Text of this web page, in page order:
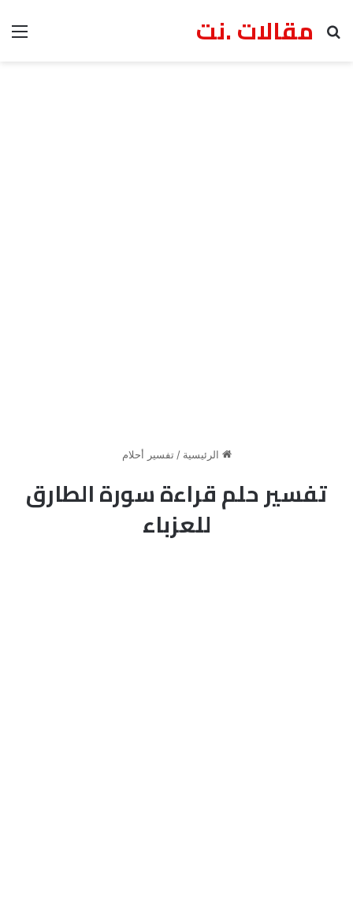
مقالات .نت
بحث عن
الرئيسية / تفسير أحلام
تفسير حلم قراءة سورة الطارق
للعزباء